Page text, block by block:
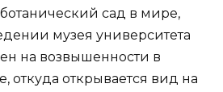
сад в мире,
музея университета
на возвышенности в
откуда открывается вид на